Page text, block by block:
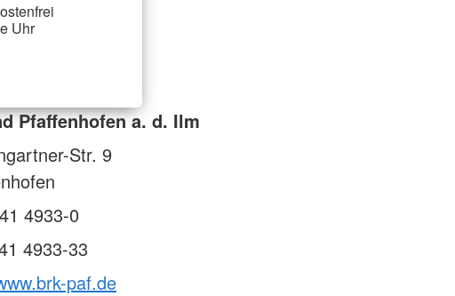
Uhr
Pfaffenhofen a. d. Ilm
Str. 9
4933-0
4933-33
paf.de